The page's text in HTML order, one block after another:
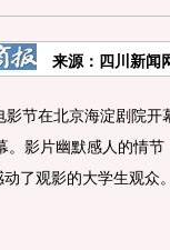
来源：四川新闻
在北京海淀剧院开
。影片幽默感人的情
了观影的大学生观众。